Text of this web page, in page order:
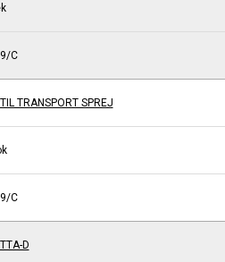
C
TRANSPORT SPREJ
C
D